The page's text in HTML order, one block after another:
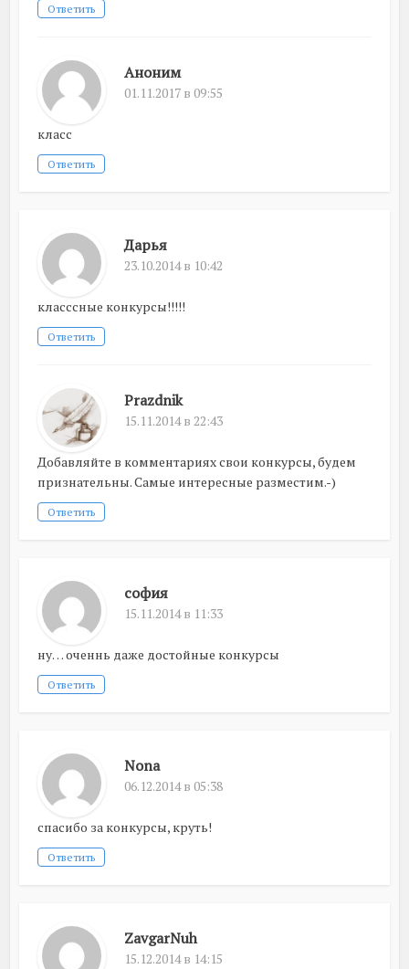
Ответить
Аноним
01.11.2017 в 09:55
класс
Ответить
Дарья
23.10.2014 в 10:42
класссные конкурсы!!!!!
Ответить
Prazdnik
15.11.2014 в 22:43
Добавляйте в комментариях свои конкурсы, будем
признательны. Самые интересные разместим.-)
Ответить
софия
15.11.2014 в 11:33
ну… оченнь даже достойные конкурсы
Ответить
Nоna
06.12.2014 в 05:38
спасибо за конкурсы, круть!
Ответить
ZavgarNuh
15.12.2014 в 14:15